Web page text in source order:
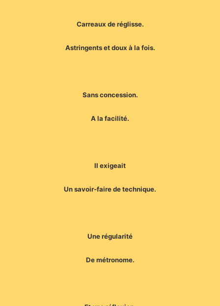
Carreaux de réglisse.
Astringents et doux à la fois.
Sans concession.
A la facilité.
Il exigeait
Un savoir-faire de technique.
Une régularité
De métronome.